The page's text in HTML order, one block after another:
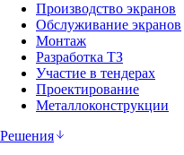
Производство экранов
Обслуживание экранов
Монтаж
Разработка ТЗ
Участие в тендерах
Проектирование
Металлоконструкции
Решения